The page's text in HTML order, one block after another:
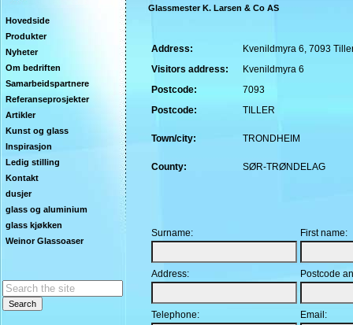
Hovedside
Produkter
Nyheter
Om bedriften
Samarbeidspartnere
Referanseprosjekter
Artikler
Kunst og glass
Inspirasjon
Ledig stilling
Kontakt
dusjer
glass og aluminium
glass kjøkken
Weinor Glassoaser
Glassmester K. Larsen & Co AS
Address:
Kvenildmyra 6, 7093
Visitors address:
Kvenildmyra 6
Postcode:
7093
Postcode:
TILLER
Town/city: TRONDHEIM
County: SØR-TRØNDELAG
Surname: First name:
Address: Postcode
Telephone: Email: